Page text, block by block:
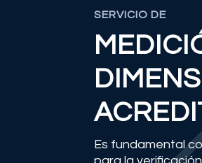
SERVICIO DE
Es fundamental